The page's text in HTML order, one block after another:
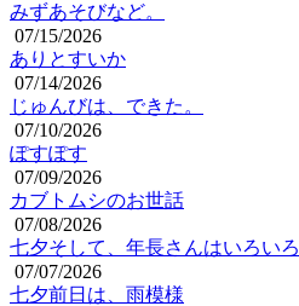
みずあそびなど。
07/15/2026
ありとすいか
07/14/2026
じゅんびは、できた。
07/10/2026
ぽすぽす
07/09/2026
カブトムシのお世話
07/08/2026
七夕そして、年長さんはいろいろ
07/07/2026
七夕前日は、雨模様